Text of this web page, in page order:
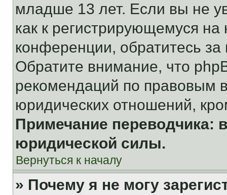
младше 13 лет. Если вы не
как к регистрирующемуся
конференции, обратитесь
Обратите внимание, что
рекомендаций по правовым
юридических отношений,
Примечание переводчика:
юридической силы.
Вернуться к началу
» Почему я не могу